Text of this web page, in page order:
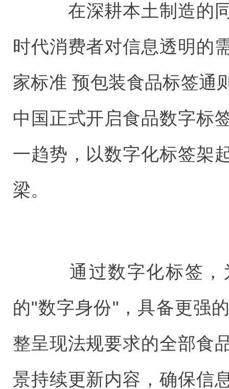
在深耕本土制造的同
时代消费者对信息透明的
家标准 预包装食品标签通
中国正式开启食品数字标
一趋势，以数字化标签架
梁。
通过数字化标签，
的"数字身份"，具备更强
整呈现法规要求的全部食
景持续更新内容，确保信